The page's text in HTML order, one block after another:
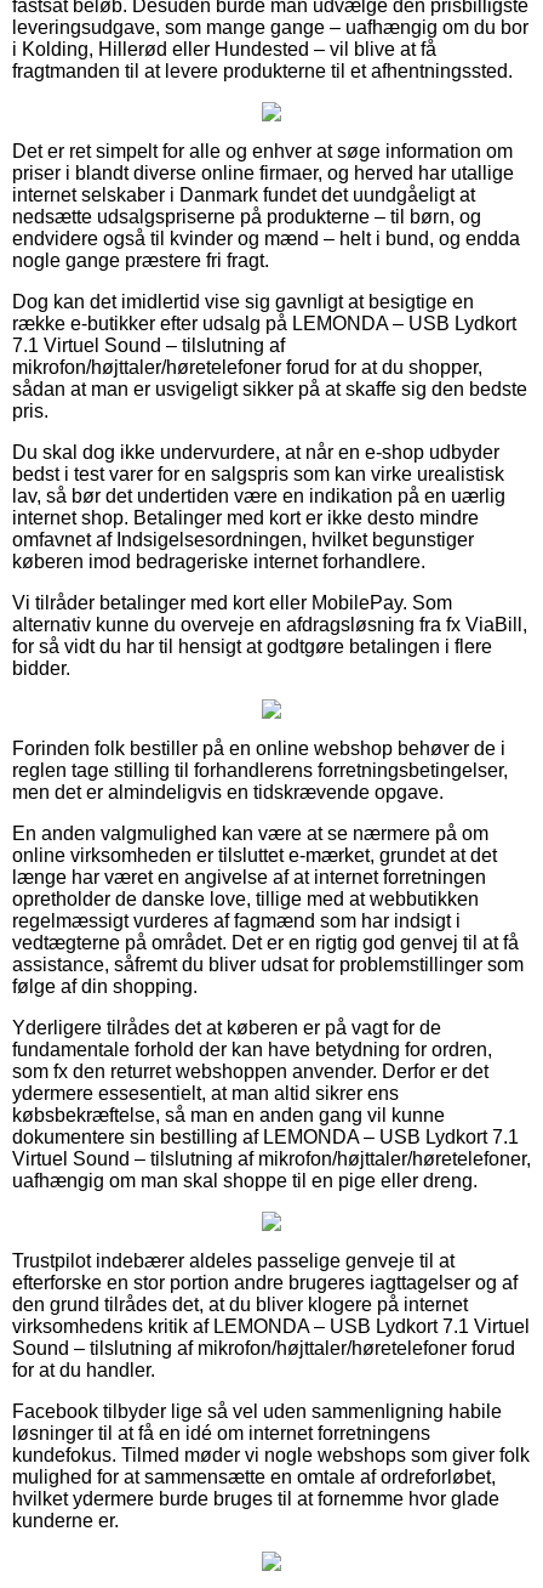
fastsat beløb. Desuden burde man udvælge den prisbilligste
leveringsudgave, som mange gange – uafhængig om du bor
i Kolding, Hillerød eller Hundested – vil blive at få
fragtmanden til at levere produkterne til et afhentningssted.
Det er ret simpelt for alle og enhver at søge information om
priser i blandt diverse online firmaer, og herved har utallige
internet selskaber i Danmark fundet det uundgåeligt at
nedsætte udsalgspriserne på produkterne – til børn, og
endvidere også til kvinder og mænd – helt i bund, og endda
nogle gange præstere fri fragt.
Dog kan det imidlertid vise sig gavnligt at besigtige en
række e-butikker efter udsalg på LEMONDA – USB Lydkort
7.1 Virtuel Sound – tilslutning af
mikrofon/højttaler/høretelefoner forud for at du shopper,
sådan at man er usvigeligt sikker på at skaffe sig den bedste
pris.
Du skal dog ikke undervurdere, at når en e-shop udbyder
bedst i test varer for en salgspris som kan virke urealistisk
lav, så bør det undertiden være en indikation på en uærlig
internet shop. Betalinger med kort er ikke desto mindre
omfavnet af Indsigelsesordningen, hvilket begunstiger
køberen imod bedrageriske internet forhandlere.
Vi tilråder betalinger med kort eller MobilePay. Som
alternativ kunne du overveje en afdragsløsning fra fx ViaBill,
for så vidt du har til hensigt at godtgøre betalingen i flere
bidder.
Forinden folk bestiller på en online webshop behøver de i
reglen tage stilling til forhandlerens forretningsbetingelser,
men det er almindeligvis en tidskrævende opgave.
En anden valgmulighed kan være at se nærmere på om
online virksomheden er tilsluttet e-mærket, grundet at det
længe har været en angivelse af at internet forretningen
opretholder de danske love, tillige med at webbutikken
regelmæssigt vurderes af fagmænd som har indsigt i
vedtægterne på området. Det er en rigtig god genvej til at få
assistance, såfremt du bliver udsat for problemstillinger som
følge af din shopping.
Yderligere tilrådes det at køberen er på vagt for de
fundamentale forhold der kan have betydning for ordren,
som fx den returret webshoppen anvender. Derfor er det
ydermere essesentielt, at man altid sikrer ens
købsbekræftelse, så man en anden gang vil kunne
dokumentere sin bestilling af LEMONDA – USB Lydkort 7.1
Virtuel Sound – tilslutning af mikrofon/højttaler/høretelefoner,
uafhængig om man skal shoppe til en pige eller dreng.
Trustpilot indebærer aldeles passelige genveje til at
efterforske en stor portion andre brugeres iagttagelser og af
den grund tilrådes det, at du bliver klogere på internet
virksomhedens kritik af LEMONDA – USB Lydkort 7.1 Virtuel
Sound – tilslutning af mikrofon/højttaler/høretelefoner forud
for at du handler.
Facebook tilbyder lige så vel uden sammenligning habile
løsninger til at få en idé om internet forretningens
kundefokus. Tilmed møder vi nogle webshops som giver folk
mulighed for at sammensætte en omtale af ordreforløbet,
hvilket ydermere burde bruges til at fornemme hvor glade
kunderne er.